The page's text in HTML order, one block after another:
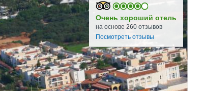
Очень хороший отель
на основе 260 отзывов
Посмотреть отзывы